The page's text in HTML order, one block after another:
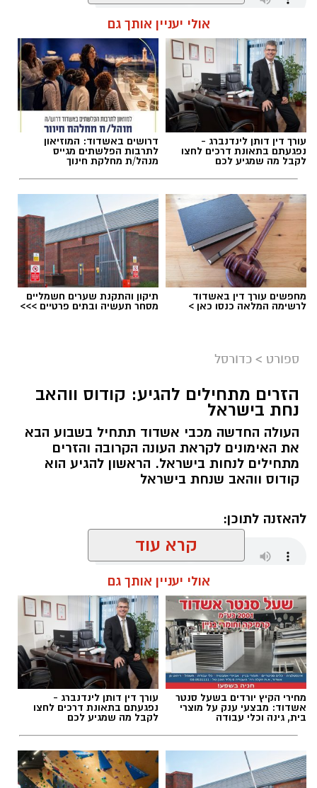
שחר כחלון / 18:01 07.08.26
תגים: מכבי אשדוד, דן קציר
אולי יעניין אותך גם
עורך דין דותן לינדנברג -
נפגעתם בתאונת דרכים לחצו
לקבל מה שמגיע לכם
דרושים באשדוד: המוזיאון
לתרבות הפלשתים מגייס
מנהל/ת מחלקת חינוך
מחפשים עורך דין באשדוד
לרשימה המלאה כנסו כאן >
תיקון והתקנת שערים חשמליים
מסחר תעשיה ובתים פרטיים >>>
ספורט > כדורסל
הזרים מתחילים להגיע: קודוס ווהאב
נחת בישראל
העולה החדשה מכבי אשדוד תתחיל בשבוע הבא
את האימונים לקראת העונה הקרובה והזרים
מתחילים לנחות בישראל. הראשון להגיע הוא
קודוס ווהאב שנחת בישראל
להאזנה לתוכן:
שחר כחלון / 17:59 07.08.26
תגים:מכבי אשדוד, קודוס ווהאב
קרא עוד
אולי יעניין אותך גם
מחירי הקיץ יורדים בשעל סנטר
אשדוד: מבצעי ענק על מוצרי
בית, גינה וכלי עבודה
עורך דין דותן לינדנברג -
נפגעתם בתאונת דרכים לחצו
לקבל מה שמגיע לכם